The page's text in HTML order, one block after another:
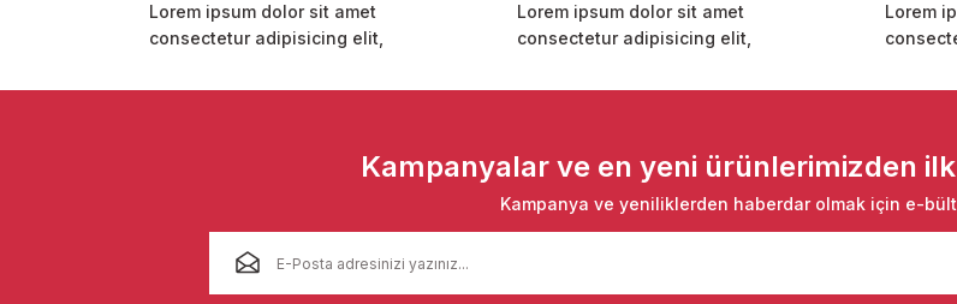
Lorem ipsum dolor sit amet
consectetur adipisicing elit,
Lorem ipsum dolor sit amet
consectetur adipisicing elit,
Lorem
Kampanyalar ve en yeni ürünlerimizden
Kampanya ve yeniliklerden haberdar olmak için e-